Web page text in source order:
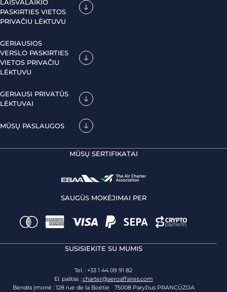
LAISVALAIKIO
PASKIRTIES VIETOS
PRIVAČIU LĖKTUVU
GERIAUSIOS
VERSLO PASKIRTIES
VIETOS PRIVAČIU
LĖKTUVU
GERIAUSI PRIVATŪS
LĖKTUVAI
MŪSŲ PASLAUGOS
MŪSŲ SERTIFIKATAI
SAUGŪS MOKĖJIMAI PER
SUSISIEKITE SU MUMIS
Tel. : +33 1 44 09 91 82
El. paštas : charter@aeroaffaires.com
Bendra įmonė : 128 rue de la Boétie 75008 Paryžius PRANCŪZIJA